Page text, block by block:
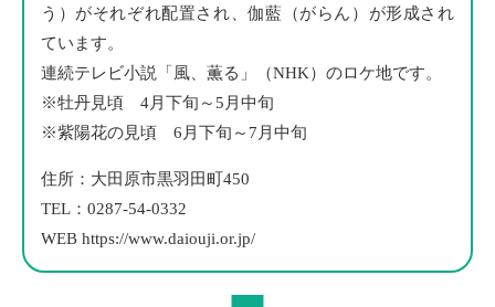
う）がそれぞれ配置され、伽藍（がらん）が形成され
ています。
連続テレビ小説「風、薫る」（NHK）のロケ地です。
牡丹見頃 4月下旬～5月中旬
紫陽花の見頃 6月下旬～7月中旬
住所：大田原市黒羽田町450
TEL：0287-54-0332
WEB https://www.daiouji.or.jp/